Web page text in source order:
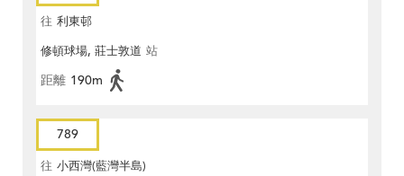
往 利東邨
修頓球場, 莊士敦道 站
距離 190m
789
往 小西灣(藍灣半島)